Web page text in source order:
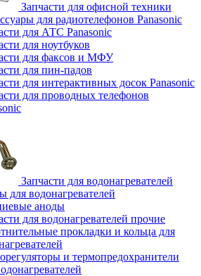
Запчасти для офисной техники
для радиотелефонов Panasonic
для АТС Panasonic
для ноутбуков
для факсов и МФУ
для пин-падов
для интерактивных досок Panasonic
для проводных телефонов
Запчасти для водонагревателей
водонагревателей
аноды
для водонагревателей прочие
прокладки и кольца для
и термопредохранители